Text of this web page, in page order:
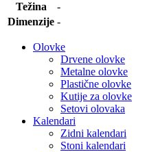
Težina
-
Dimenzije -
Olovke
Drvene olovke
Metalne olovke
Plastične olovke
Kutije za olovke
Setovi olovaka
Kalendari
Zidni kalendari
Stoni kalendari